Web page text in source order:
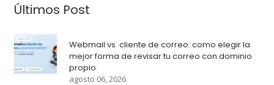
Últimos Post
Webmail vs. cliente de correo: como elegir la
mejor forma de revisar tu correo con dominio
propio
agosto 06, 2026